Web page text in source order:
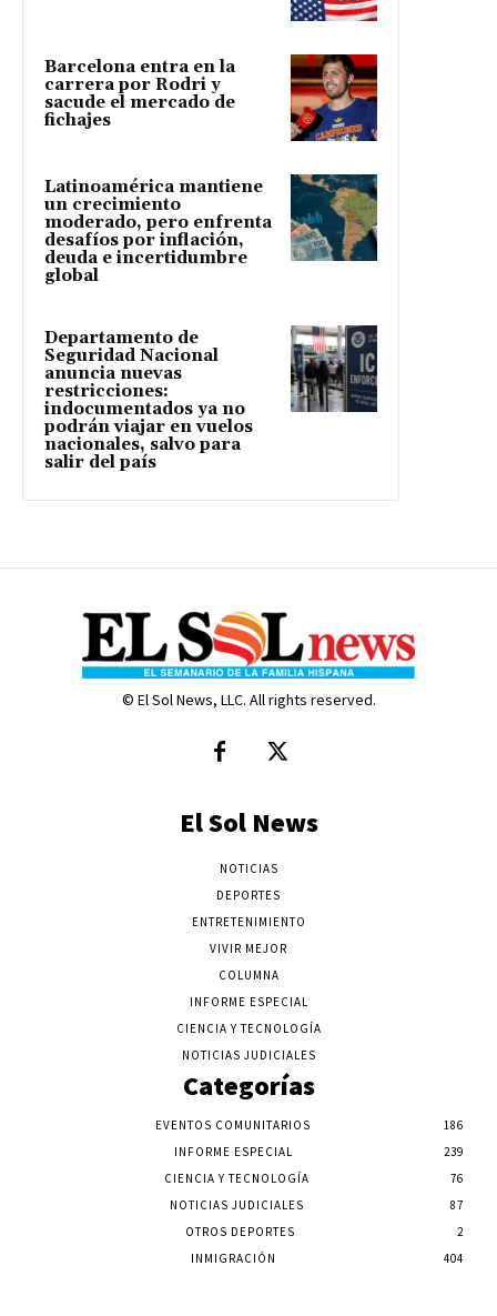
Barcelona entra en la
carrera por Rodri y
sacude el mercado de
fichajes
Latinoamérica mantiene
un crecimiento
moderado, pero enfrenta
desafíos por inflación,
deuda e incertidumbre
global
Departamento de
Seguridad Nacional
anuncia nuevas
restricciones:
indocumentados ya no
podrán viajar en vuelos
nacionales, salvo para
salir del país
© El Sol News, LLC. All rights reserved.
El Sol News
NOTICIAS
DEPORTES
ENTRETENIMIENTO
VIVIR MEJOR
COLUMNA
INFORME ESPECIAL
CIENCIA Y TECNOLOGÍA
NOTICIAS JUDICIALES
Categorías
EVENTOS COMUNITARIOS
186
INFORME ESPECIAL
239
CIENCIA Y TECNOLOGÍA
76
NOTICIAS JUDICIALES
87
OTROS DEPORTES
2
INMIGRACIÓN
404